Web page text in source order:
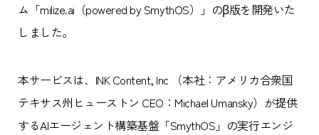
ム「milize.ai（powered by SmythOS）」のβ版を開発いた
しました。
本サービスは、INK Content, Inc （本社：アメリカ合衆国
テキサス州ヒューストン CEO：Michael Umansky）が提供
するAIエージェント構築基盤「SmythOS」の実行エンジ